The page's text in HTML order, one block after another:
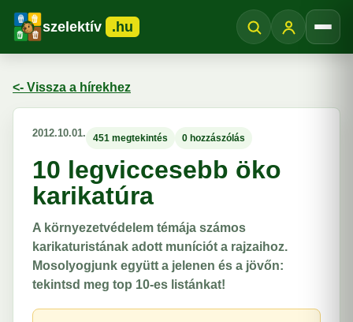
szelektív .hu
<- Vissza a hírekhez
2012.10.01. 451 megtekintés 0 hozzászólás
10 legviccesebb öko
karikatúra
A környezetvédelem témája számos
karikaturistának adott muníciót a rajzaihoz.
Mosolyogjunk együtt a jelenen és a jövőn:
tekintsd meg top 10-es listánkat!